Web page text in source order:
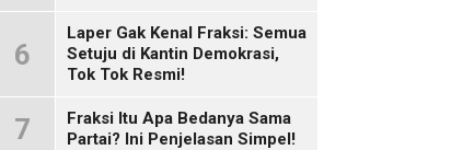
6
Laper Gak Kenal Fraksi: Semua
Setuju di Kantin Demokrasi,
Tok Tok Resmi!
7
Fraksi Itu Apa Bedanya Sama
Partai? Ini Penjelasan Simpel!